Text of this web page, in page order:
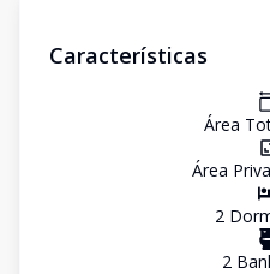
Características
Área
Área
2
2